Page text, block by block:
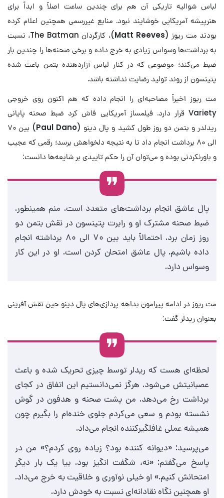
لباس شوالیه تاریکی آن هم برای چندین ساعت اصلاً و ابداً برای
هنرپیشه آمریکایی خوشایند نبود. منابع غیررسمی همچنین اعلام کرده
بودند مت ریوز (Matt Reeves
)، کارگردان The Batman، نسبت
به برداشت‌ها وسواس زیادی به خرج داده و برخی صحنه‌ها را چندین بار
ضبط می‌کند؛ موضوعی که در کنار لباس آزاردهنده بتمن باعث شده
پتینسون از روند تولید رضایت نداشته باشد.
مت ریوز اخیراً مصاحبه‌ای را انجام داده که هم اکنون روی خروجی
Variety قرار دارد. فیلمساز آمریکایی فاش کرد ضبط صحنه پایانی
ریدلدر و بتمن دو روز طول کشید و پال دینو (Paul Dano
) بین ۷۰
الی ۸۰ برداشت انجام داد تا به نتیجه دلخواهش برسد؛ رقمی که عجیب
و باورنکردنی بوده و می‌توان آن را حکم تاییدی بر شایعه‌ها دانست:
پال عاشق انجام برداشت‌های متعدد است. منم همینطور.
ضبط صحنه مشترک او و رابرت پتینسون در نقش بتمن دو
روز زمان برد. احتمالاً باید بین ۷۰ الی ۸۰ برداشته انجام
داده باشیم. پال عاشق امتحان کردن است. او در این کار
وسواس دارد.
مت ریوز در ادامه پیرامون بداهه پردازی‌های پال دینو حین نقش آفرینی
بعنوان ریدلر گفت:
لحظه‌ای هست که ریدلر توسط چیزی تحریک شده و باعث
عصبانیتش می‌شود. هرگز نمی‌دانستیم این اتفاق در کجای
برداشت رخ می‌دهد. من پشت صحنه و هدفون در گوش
نشسته بودم و سعی می‌کردم جلوی خنده‌ام را بگیرم چون
همیشه عملی غافلگیرکننده انجام می‌داد.
می‌پرسید: «دیوانه کننده بود؟ زیاده روی کردم؟» من در
پاسخ می‌گفتم: «نه، شگفت انگیز بود. بیا یک بار دیگر
امتحانش کنیم.» او خیلی نوآوری و خلاقیت به خرج می‌داد.
او همچنین نگاه نقادانه‌ای نسبت به خودش دارد.